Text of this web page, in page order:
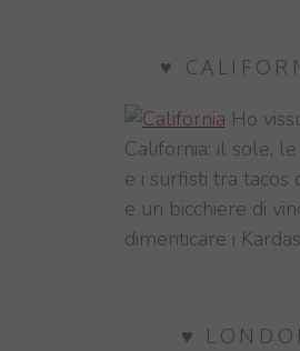
♥
Ho
California: il sole,
e i surfisti tra tacos
e un bicchiere di
dimenticare i
♥